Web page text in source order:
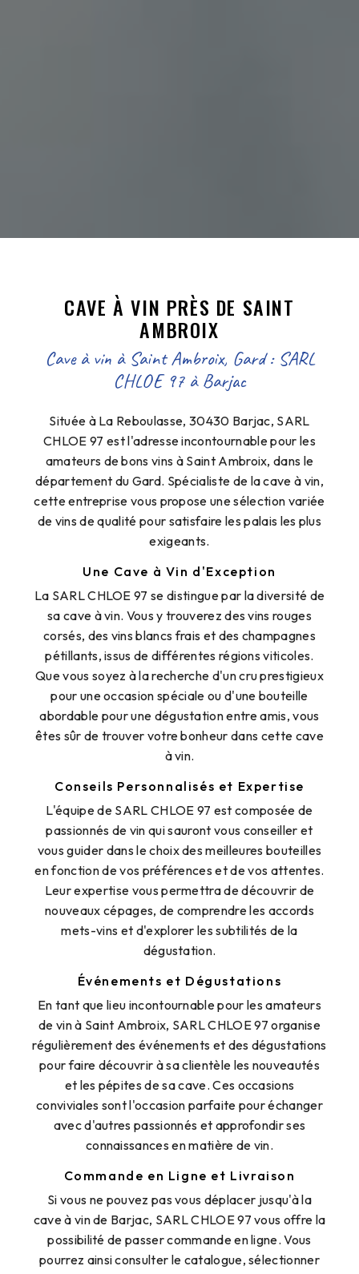
CAVE À VIN PRÈS DE SAINT
AMBROIX
Cave à vin à Saint Ambroix, Gard : SARL
CHLOE 97 à Barjac
Située à La Reboulasse, 30430 Barjac, SARL
CHLOE 97 est l'adresse incontournable pour les
amateurs de bons vins à Saint Ambroix, dans le
département du Gard. Spécialiste de la cave à vin,
cette entreprise vous propose une sélection variée
de vins de qualité pour satisfaire les palais les plus
exigeants.
Une Cave à Vin d'Exception
La SARL CHLOE 97 se distingue par la diversité de
sa cave à vin. Vous y trouverez des vins rouges
corsés, des vins blancs frais et des champagnes
pétillants, issus de différentes régions viticoles.
Que vous soyez à la recherche d'un cru prestigieux
pour une occasion spéciale ou d'une bouteille
abordable pour une dégustation entre amis, vous
êtes sûr de trouver votre bonheur dans cette cave
à vin.
Conseils Personnalisés et Expertise
L'équipe de SARL CHLOE 97 est composée de
passionnés de vin qui sauront vous conseiller et
vous guider dans le choix des meilleures bouteilles
en fonction de vos préférences et de vos attentes.
Leur expertise vous permettra de découvrir de
nouveaux cépages, de comprendre les accords
mets-vins et d'explorer les subtilités de la
dégustation.
Événements et Dégustations
En tant que lieu incontournable pour les amateurs
de vin à Saint Ambroix, SARL CHLOE 97 organise
régulièrement des événements et des dégustations
pour faire découvrir à sa clientèle les nouveautés
et les pépites de sa cave. Ces occasions
conviviales sont l'occasion parfaite pour échanger
avec d'autres passionnés et approfondir ses
connaissances en matière de vin.
Commande en Ligne et Livraison
Si vous ne pouvez pas vous déplacer jusqu'à la
cave à vin de Barjac, SARL CHLOE 97 vous offre la
possibilité de passer commande en ligne. Vous
pourrez ainsi consulter le catalogue, sélectionner